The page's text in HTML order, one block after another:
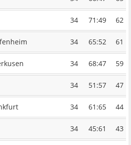
34 71:49 62
34 65:52 61
34 68:47 59
34 51:57 47
34 61:65 44
34 45:61 43